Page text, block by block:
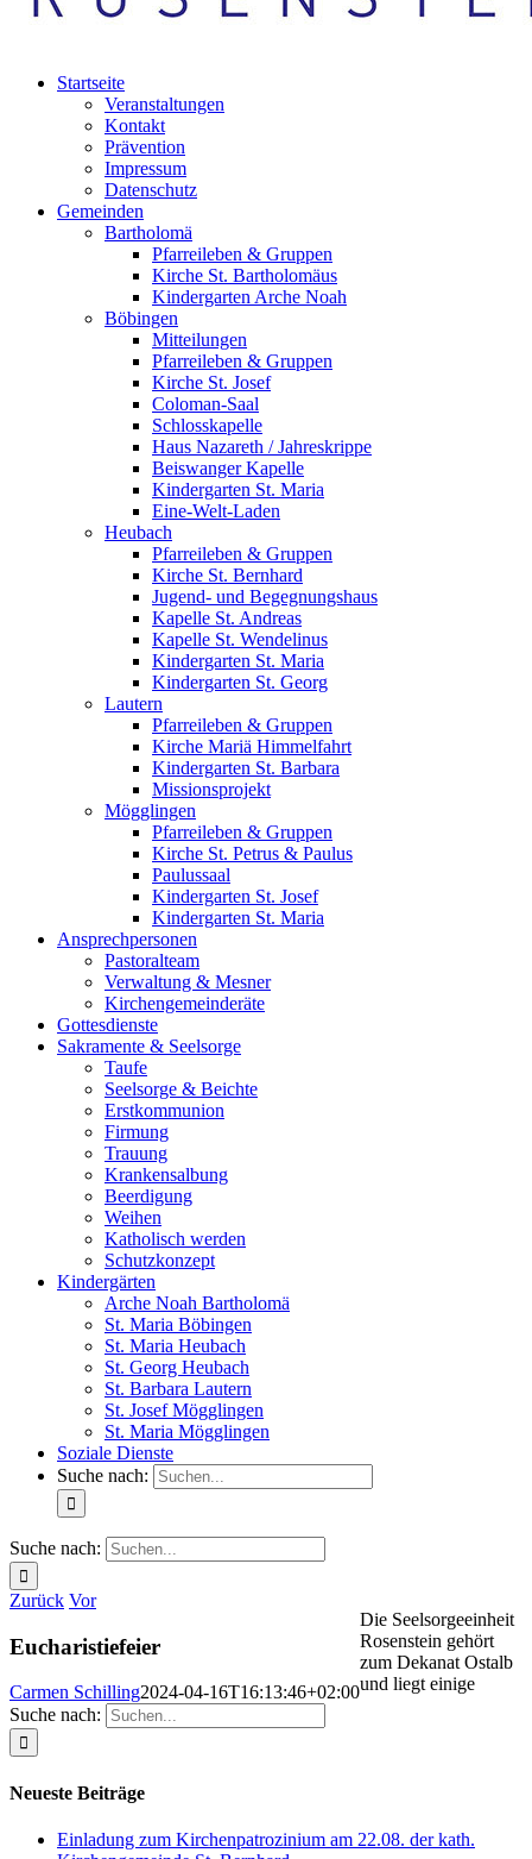
Startseite
Veranstaltungen
Kontakt
Prävention
Impressum
Datenschutz
Gemeinden
Bartholomä
Pfarreileben & Gruppen
Kirche St. Bartholomäus
Kindergarten Arche Noah
Böbingen
Mitteilungen
Pfarreileben & Gruppen
Kirche St. Josef
Coloman-Saal
Schlosskapelle
Haus Nazareth / Jahreskrippe
Beiswanger Kapelle
Kindergarten St. Maria
Eine-Welt-Laden
Heubach
Pfarreileben & Gruppen
Kirche St. Bernhard
Jugend- und Begegnungshaus
Kapelle St. Andreas
Kapelle St. Wendelinus
Kindergarten St. Maria
Kindergarten St. Georg
Lautern
Pfarreileben & Gruppen
Kirche Mariä Himmelfahrt
Kindergarten St. Barbara
Missionsprojekt
Mögglingen
Pfarreileben & Gruppen
Kirche St. Petrus & Paulus
Paulussaal
Kindergarten St. Josef
Kindergarten St. Maria
Ansprechpersonen
Pastoralteam
Verwaltung & Mesner
Kirchengemeinderäte
Gottesdienste
Sakramente & Seelsorge
Taufe
Seelsorge & Beichte
Erstkommunion
Firmung
Trauung
Krankensalbung
Beerdigung
Weihen
Katholisch werden
Schutzkonzept
Kindergärten
Arche Noah Bartholomä
St. Maria Böbingen
St. Maria Heubach
St. Georg Heubach
St. Barbara Lautern
St. Josef Mögglingen
St. Maria Mögglingen
Soziale Dienste
Suche nach:
Suche nach:
Zurück Vor
Eucharistiefeier
Carmen Schilling2024-04-16T16:13:46+02:00
Suche nach:
Neueste Beiträge
Einladung zum Kirchenpatrozinium am 22.08. der kath.
Die Seelsorgeeinheit
Rosenstein gehört
zum Dekanat Ostalb
und liegt einige